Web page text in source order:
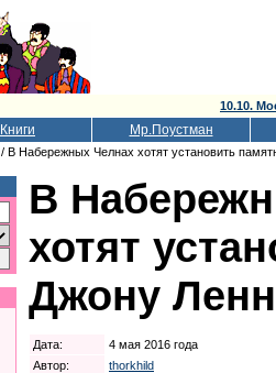
10.10.
Книги Мр.Поустман
/ В Набережных Челнах хотят установить
В
хотят
Джону
Дата:
4 мая 2016 года
Автор:
thorkhild